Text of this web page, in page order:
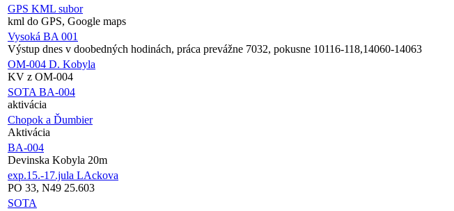
GPS KML subor
kml do GPS, Google maps
Vysoká BA 001
Výstup dnes v doobedných hodinách, práca prevážne 7032, pokusne 10116-118,14060-14063
OM-004 D. Kobyla
KV z OM-004
SOTA BA-004
aktivácia
Chopok a Ďumbier
Aktivácia
BA-004
Devinska Kobyla 20m
exp.15.-17.jula LAckova
PO 33, N49 25.603
SOTA